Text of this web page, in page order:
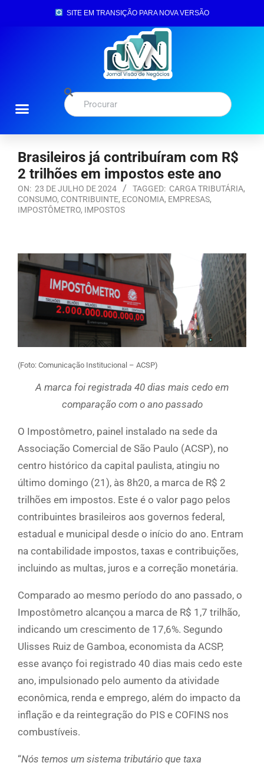
SITE EM TRANSIÇÃO PARA NOVA VERSÃO
Brasileiros já contribuíram com R$
2 trilhões em impostos este ano
ON: 23 DE JULHO DE 2024 TAGGED: CARGA TRIBUTÁRIA,
CONSUMO, CONTRIBUINTE, ECONOMIA, EMPRESAS,
IMPOSTÔMETRO, IMPOSTOS
(Foto: Comunicação Institucional – ACSP)
A marca foi registrada 40 dias mais cedo em
comparação com o ano passado
O Impostômetro, painel instalado na sede da
Associação Comercial de São Paulo (ACSP), no
centro histórico da capital paulista, atingiu no
último domingo (21), às 8h20, a marca de R$ 2
trilhões em impostos. Este é o valor pago pelos
contribuintes brasileiros aos governos federal,
estadual e municipal desde o início do ano. Entram
na contabilidade impostos, taxas e contribuições,
incluindo as multas, juros e a correção monetária.
Comparado ao mesmo período do ano passado, o
Impostômetro alcançou a marca de R$ 1,7 trilhão,
indicando um crescimento de 17,6%. Segundo
Ulisses Ruiz de Gamboa, economista da ACSP,
esse avanço foi registrado 40 dias mais cedo este
ano, impulsionado pelo aumento da atividade
econômica, renda e emprego, além do impacto da
inflação e da reintegração do PIS e COFINS nos
combustíveis.
“Nós temos um sistema tributário que taxa